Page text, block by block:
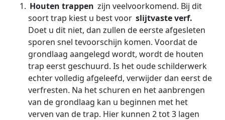
Houten trappen zijn veelvoorkomend. Bij dit
soort trap kiest u best voor slijtvaste verf.
Doet u dit niet, dan zullen de eerste afgesleten
sporen snel tevoorschijn komen. Voordat de
grondlaag aangelegd wordt, wordt de houten
trap eerst geschuurd. Is het oude schilderwerk
echter volledig afgeleefd, verwijder dan eerst de
verfresten. Na het schuren en het aanbrengen
van de grondlaag kan u beginnen met het
verven van de trap. Hier kunnen 2 tot 3 lagen